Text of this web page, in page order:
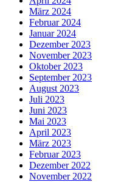
März 2024
Februar 2024
Januar 2024
Dezember 2023
November 2023
Oktober 2023
September 2023
August 2023
Juli 2023
Juni 2023
Mai 2023
April 2023
März 2023
Februar 2023
Dezember 2022
November 2022